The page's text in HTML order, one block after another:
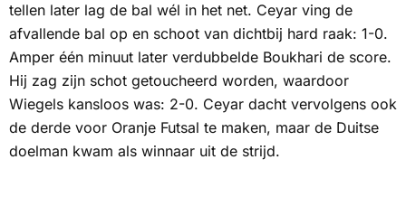
tellen later lag de bal wél in het net. Ceyar ving de
afvallende bal op en schoot van dichtbij hard raak: 1-0.
Amper één minuut later verdubbelde Boukhari de score.
Hij zag zijn schot getoucheerd worden, waardoor
Wiegels kansloos was: 2-0. Ceyar dacht vervolgens ook
de derde voor Oranje Futsal te maken, maar de Duitse
doelman kwam als winnaar uit de strijd.